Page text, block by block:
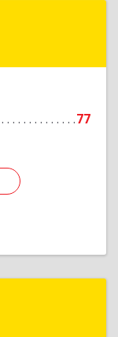
77
Подробнее